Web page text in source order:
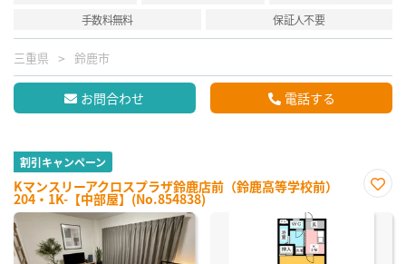
手数料無料
保証人不要
三重県 鈴鹿市
お問合わせ 電話する
割引キャンペーン
Kマンスリーアクロスプラザ鈴鹿店前（鈴鹿高等学校前）
204・1K-【中部屋】(No.854838)
に入